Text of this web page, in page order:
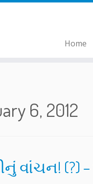
Home
6, 2012
વાંચન! (?)